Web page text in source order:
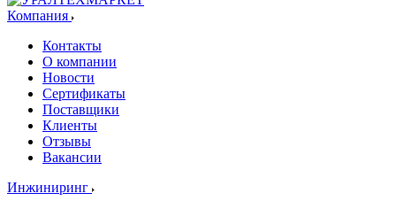
Компания
Контакты
О компании
Новости
Сертификаты
Поставщики
Клиенты
Отзывы
Вакансии
Инжиниринг